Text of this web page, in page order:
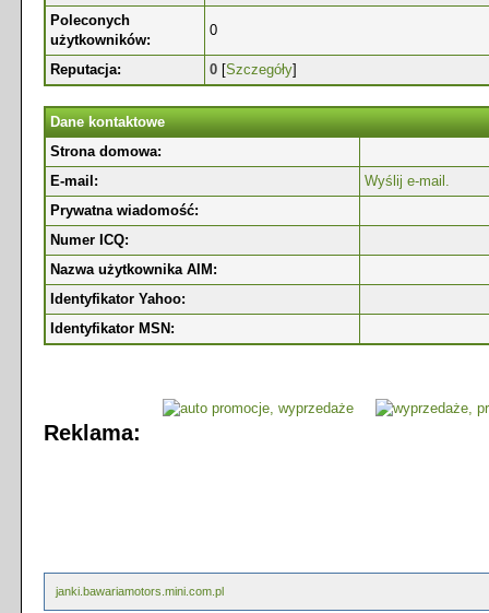
Poleconych
użytkowników:
0
Reputacja: 0 [Szczegóły]
Dane kontaktowe
Strona domowa:
E-mail:
Wyślij e-mail.
Prywatna wiadomość:
Numer ICQ:
Nazwa użytkownika AIM:
Identyfikator Yahoo:
Identyfikator MSN:
Reklama:
janki.bawariamotors.mini.com.pl